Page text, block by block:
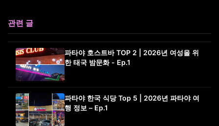
관련 글
파타야 호스트바 TOP 2 | 2026년 여성을 위
한 태국 밤문화 - Ep.1
파타야 한국 식당 Top 5 | 2026년 파타야 여
행 정보 – Ep.1